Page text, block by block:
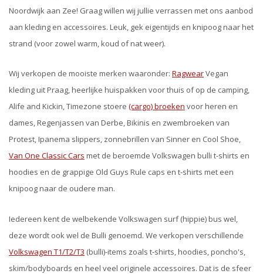
Noordwijk aan Zee! Graag willen wij jullie verrassen met ons aanbod
aan kleding en accessoires. Leuk, gek eigentijds en knipoog naar het
strand (voor zowel warm, koud of nat weer).
Wij verkopen de mooiste merken waaronder: RagwearVegan
kleding uit Praag, heerlijke huispakken voor thuis of op de camping,
Alife and Kickin, Timezone stoere (cargo) broeken voor heren en
dames, Regenjassen van Derbe, Bikinis en zwembroeken van
Protest, Ipanema slippers, zonnebrillen van Sinner en Cool Shoe,
Van One Classic Cars met de beroemde Volkswagen bulli t-shirts en
hoodies en de grappige Old Guys Rule caps en t-shirts met een
knipoog naar de oudere man.
Iedereen kent de welbekende Volkswagen surf (hippie) bus wel,
deze wordt ook wel de Bulli genoemd. We verkopen verschillende
Volkswagen T1/T2/T3 (bulli)-items zoals t-shirts, hoodies, poncho's,
skim/bodyboards en heel veel originele accessoires. Dat is de sfeer